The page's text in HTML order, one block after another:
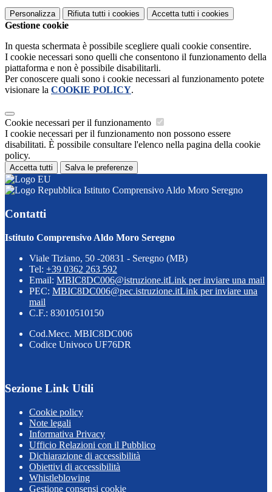
Personalizza Rifiuta tutti i cookies Accetta tutti i cookies
Gestione cookie
In questa schermata è possibile scegliere quali cookie consentire.
I cookie necessari sono quelli che consentono il funzionamento della
piattaforma e non è possibile disabilitarli.
Per conoscere quali sono i cookie necessari al funzionamento potete
visionare la COOKIE POLICY.
Cookie necessari per il funzionamento
I cookie necessari per il funzionamento non possono essere
disabilitati. È possibile consultare l'elenco nella pagina della cookie
policy.
Accetta tutti Salva le preferenze
Istituto Comprensivo Aldo Moro Seregno
Contatti
Istituto Comprensivo Aldo Moro Seregno
Viale Tiziano, 50 -20831 - Seregno (MB)
Tel: +39 0362 263 592
Email: MBIC8DC006@istruzione.itLink per inviare una mail
PEC: MBIC8DC006@pec.istruzione.itLink per inviare una
mail
C.F.: 83010510150
Cod.Mecc. MBIC8DC006
Codice Univoco UF76DR
Sezione Link Utili
Cookie policy
Note legali
Informativa Privacy
Ufficio Relazioni con il Pubblico
Dichiarazione di accessibilità
Obiettivi di accessibilità
Whistleblowing
Gestione consensi cookie